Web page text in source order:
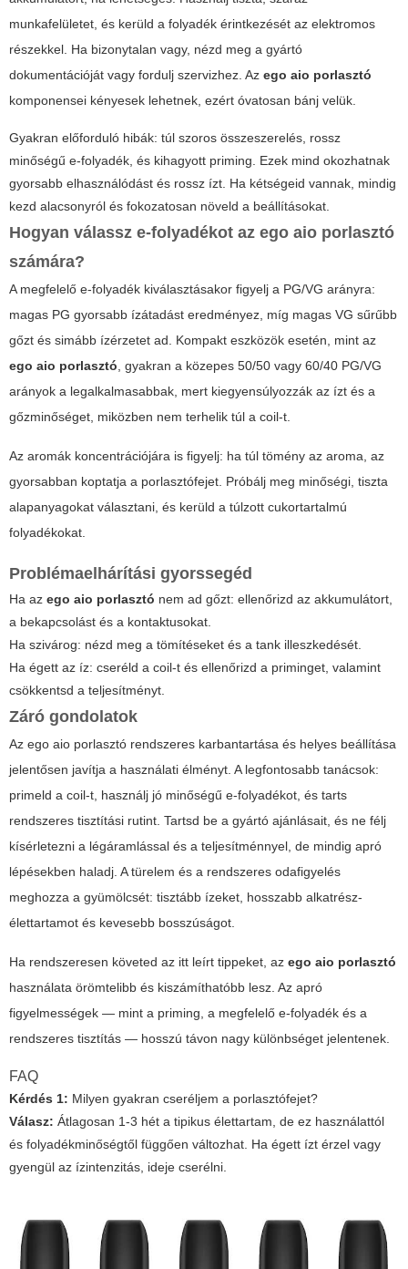
munkafelületet, és kerüld a folyadék érintkezését az elektromos
részekkel. Ha bizonytalan vagy, nézd meg a gyártó
dokumentációját vagy fordulj szervizhez. Az ego aio porlasztó
komponensei kényesek lehetnek, ezért óvatosan bánj velük.
Gyakran előforduló hibák: túl szoros összeszerelés, rossz
minőségű e-folyadék, és kihagyott priming. Ezek mind okozhatnak
gyorsabb elhasználódást és rossz ízt. Ha kétségeid vannak, mindig
kezd alacsonyról és fokozatosan növeld a beállításokat.
Hogyan válassz e-folyadékot az ego aio porlasztó
számára?
A megfelelő e-folyadék kiválasztásakor figyelj a PG/VG arányra:
magas PG gyorsabb ízátadást eredményez, míg magas VG sűrűbb
gőzt és simább ízérzetet ad. Kompakt eszközök esetén, mint az
ego aio porlasztó , gyakran a közepes 50/50 vagy 60/40 PG/VG
arányok a legalkalmasabbak, mert kiegyensúlyozzák az ízt és a
gőzminőséget, miközben nem terhelik túl a coil-t.
Az aromák koncentrációjára is figyelj: ha túl tömény az aroma, az
gyorsabban koptatja a porlasztófejet. Próbálj meg minőségi, tiszta
alapanyagokat választani, és kerüld a túlzott cukortartalmú
folyadékokat.
Problémaelhárítási gyorssegéd
Ha az ego aio porlasztó nem ad gőzt: ellenőrizd az akkumulátort,
a bekapcsolást és a kontaktusokat.
Ha szivárog: nézd meg a tömítéseket és a tank illeszkedését.
Ha égett az íz: cseréld a coil-t és ellenőrizd a priminget, valamint
csökkentsd a teljesítményt.
Záró gondolatok
Az ego aio porlasztó rendszeres karbantartása és helyes beállítása
jelentősen javítja a használati élményt. A legfontosabb tanácsok:
primeld a coil-t, használj jó minőségű e-folyadékot, és tarts
rendszeres tisztítási rutint. Tartsd be a gyártó ajánlásait, és ne félj
kísérletezni a légáramlással és a teljesítménnyel, de mindig apró
lépésekben haladj. A türelem és a rendszeres odafigyelés
meghozza a gyümölcsét: tisztább ízeket, hosszabb alkatrész-
élettartamot és kevesebb bosszúságot.
Ha rendszeresen követed az itt leírt tippeket, az ego aio porlasztó
használata örömtelibb és kiszámíthatóbb lesz. Az apró
figyelmességek — mint a priming, a megfelelő e-folyadék és a
rendszeres tisztítás — hosszú távon nagy különbséget jelentenek.
FAQ
Kérdés 1: Milyen gyakran cseréljem a porlasztófejet?
Válasz: Átlagosan 1-3 hét a tipikus élettartam, de ez használattól
és folyadékminőségtől függően változhat. Ha égett ízt érzel vagy
gyengül az ízintenzitás, ideje cserélni.